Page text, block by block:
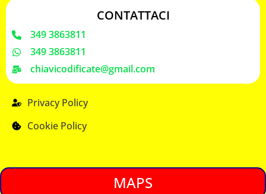
CONTATTACI
349 3863811
349 3863811
chiavicodificate@gmail.com
Privacy Policy
Cookie Policy
MAPS